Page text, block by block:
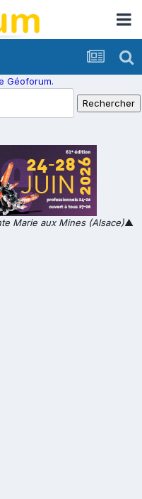
Géoforum.
Marie aux Mines (Alsace)▲